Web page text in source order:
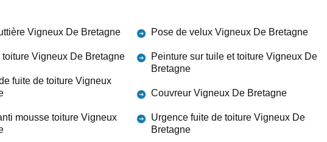
Vigneux De Bretagne
toiture Vigneux De Bretagne
fuite de toiture Vigneux
mousse toiture Vigneux
Pose de velux Vigneux De Bretagne
Peinture sur tuile et toiture Vigneux De
Bretagne
Couvreur Vigneux De Bretagne
Urgence fuite de toiture Vigneux De
Bretagne